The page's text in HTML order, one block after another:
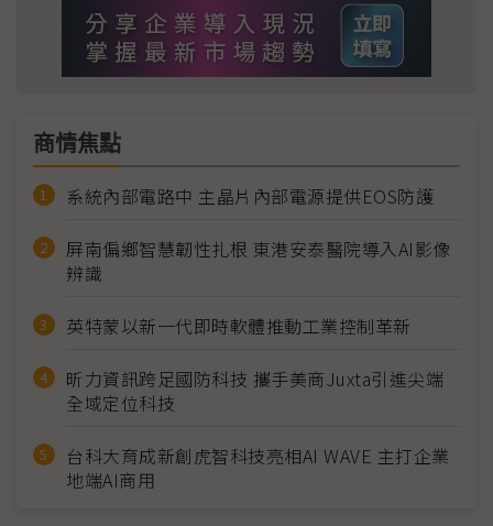
商情焦點
系統內部電路中 主晶片內部電源提供EOS防護
屏南偏鄉智慧韌性扎根 東港安泰醫院導入AI影像
辨識
英特蒙以新一代即時軟體推動工業控制革新
昕力資訊跨足國防科技 攜手美商Juxta引進尖端
全域定位科技
台科大育成新創虎智科技亮相AI WAVE 主打企業
地端AI商用